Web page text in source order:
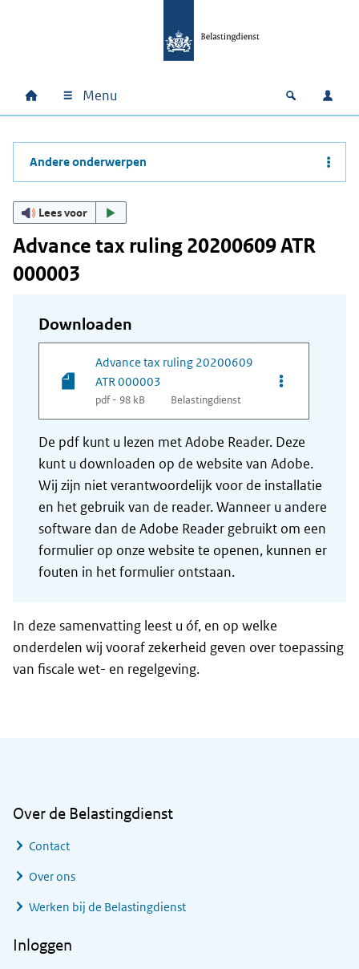
Hoofdnavigatie
Home Menu Open
Andere onderwerpen
Lees voor
Advance tax ruling 20200609 ATR
000003
Downloaden
Advance tax ruling 20200609
ATR 000003
pdf - 98 kB Belastingdienst
Opties van
De pdf kunt u lezen met Adobe Reader. Deze
kunt u downloaden op de website van Adobe.
Wij zijn niet verantwoordelijk voor de installatie
en het gebruik van de reader. Wanneer u andere
software dan de Adobe Reader gebruikt om een
formulier op onze website te openen, kunnen er
fouten in het formulier ontstaan.
In deze samenvatting leest u óf, en op welke
onderdelen wij vooraf zekerheid geven over toepassing
van fiscale wet- en regelgeving.
Over de Belastingdienst
Contact
Over ons
Werken bij de Belastingdienst
Inloggen